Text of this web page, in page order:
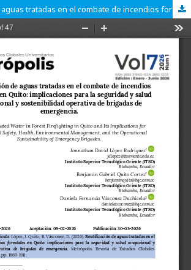
Reutilización de aguas tratadas en el combate de incendios forestales en Quito